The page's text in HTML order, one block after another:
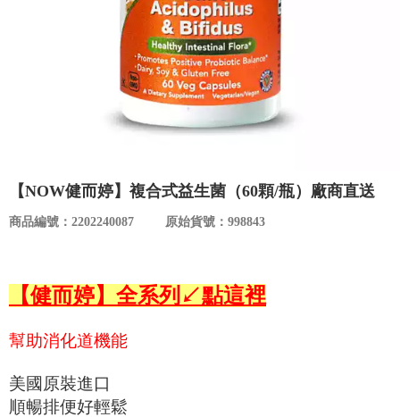
優惠活動
合作提案
購物流程
會員專區
【NOW健而婷】複合式益生菌（60顆/瓶）廠商直送
商品編號：2202240087 原始貨號：998843
【健而婷】全系列↙點這裡
幫助消化道機能
美國原裝進口
順暢排便好輕鬆